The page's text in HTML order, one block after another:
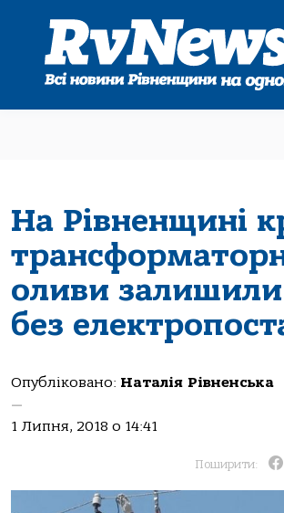
На Рівненщині
оливи
без
Опубліковано: Наталія Рівненська
—
1 Липня, 2018 о 14:41
Поширити: